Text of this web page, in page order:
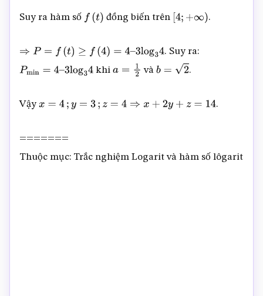
Suy ra hàm số f( t) đồng biến trên [4; + ∞) .
⇒P = (t) ≥ (4) =4 –3 log 34 . Suy ra:
P min =4– log34 khia=1 và b =2 .
Vậy x=4; y= 3; z= 4⇒ x+2 y+ z= 14 .
=======
Thuộc mục: Trắc nghiệm Logarit và hàm số lôgarit